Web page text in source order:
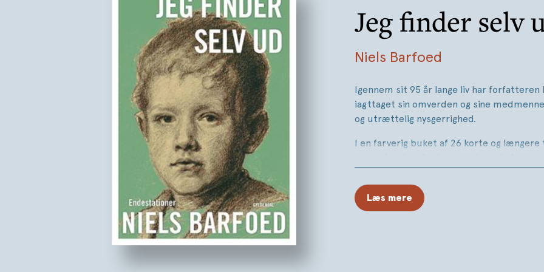
Jeg finder selv
Niels Barfoed
Igennem sit 95 år lange liv har forfatteren
iagttaget sin omverden og sine
og utrættelig nysgerrighed.
I en farverig buket af 26 korte og
skarphed og glimt i øjet om hverdagens
og pinagtigheder. Alt sammen med
Læs mere